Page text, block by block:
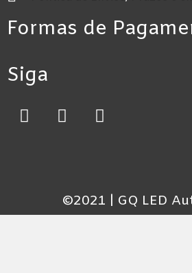
Formas de
Siga
©2021 | GQ LED